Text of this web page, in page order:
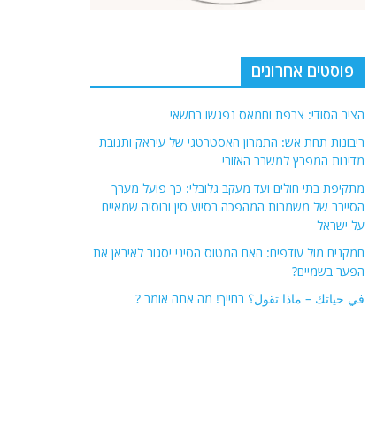
פוסטים אחרונים
הציר הסודי: צרפת וחמאס נפגשו בחשאי
ריבונות תחת אש: התמרון האסטרטגי של עיראק ותגובת
מדינות המפרץ למשבר האזורי
מתקיפת בתי חולים ועד מעקב גלובלי: כך פועל מערך
הסייבר של משמרות המהפכה בסיוע סין ורוסיה שמאיים
על ישראל
חמקנים מול עודפים: האם המטוס הסיני יסגור לאיראן את
הפער בשמיים?
في حياتك – ماذا تقول؟ בחייך! מה אתה אומר ?